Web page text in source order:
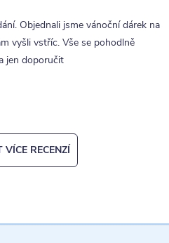
Objednali jsme vánoční dárek na
vyšli vstříc. Vše se pohodlně
jen doporučit
VÍCE RECENZÍ